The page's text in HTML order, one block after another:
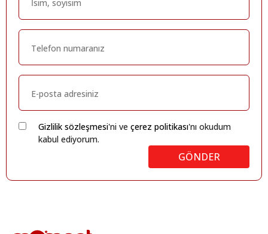
Gizlilik sözleşmesi'ni ve çerez politikası'nı okudum
kabul ediyorum.
GÖNDER